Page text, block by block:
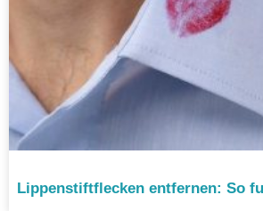
Lippenstiftflecken entfernen: So